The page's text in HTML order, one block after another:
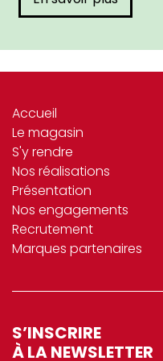
softclean (3)
SOLIA (22)
SPAAS (26)
SPONTEX (3)
st_ckel (2)
STAUB (40)
Accueil
Le magasin
S'y rendre
Nos réalisations
Présentation
Nos engagements
Recrutement
Marques partenaires
S’INSCRIRE
À LA NEWSLETTER